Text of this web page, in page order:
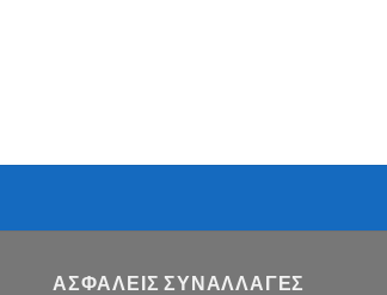
ΑΣΦΑΛΕΙΣ ΣΥΝΑΛΛΑΓΕΣ